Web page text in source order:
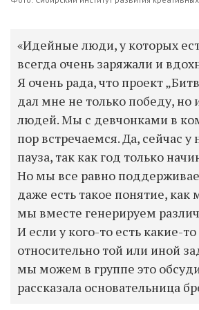
«Идейные люди, у которых
всегда очень заряжали и
Я очень рада, что проект
дал мне не только победу, но
людей. Мы с девчонками в
пор встречаемся. Да, сейчас у
пауза, так как год только
Но мы все равно
даже есть такое понятие, как
мы вместе генерируем
И если у кого-то есть какие-
относительно той или иной
мы можем в группе это
рассказала основательница